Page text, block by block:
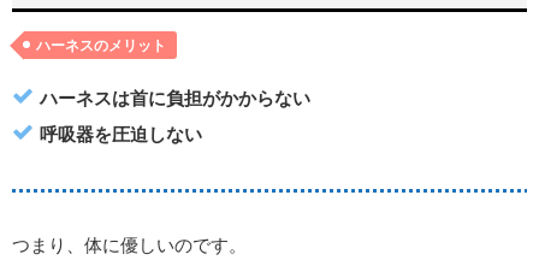
ハーネスのメリット
ハーネスは首に負担がかからない
呼吸器を圧迫しない
つまり、体に優しいのです。